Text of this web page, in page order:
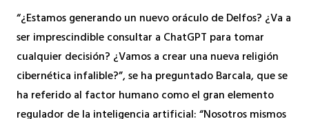
“¿Estamos generando un nuevo oráculo de Delfos? ¿Va a
ser imprescindible consultar a ChatGPT para tomar
cualquier decisión? ¿Vamos a crear una nueva religión
cibernética infalible?”, se ha preguntado Barcala, que se
ha referido al factor humano como el gran elemento